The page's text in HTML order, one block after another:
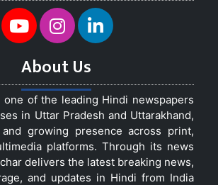
About Us
of the leading Hindi newspapers
in Uttar Pradesh and Uttarakhand,
growing presence across print,
platforms. Through its news
delivers the latest breaking news,
and updates in Hindi from India